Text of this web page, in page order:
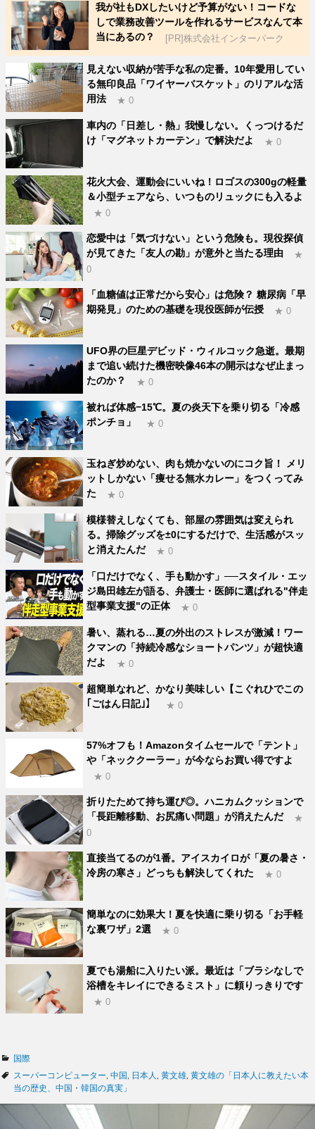
我が社もDXしたいけど予算がない！コードな
しで業務改善ツールを作れるサービスなんて本
当にあるの？
[PR]株式会社インターパーク
見えない収納が苦手な私の定番。10年愛用してい
る無印良品「ワイヤーバスケット」のリアルな活
用法
★ 0
車内の「日差し・熱」我慢しない。くっつけるだ
け「マグネットカーテン」で解決だよ
★ 0
花火大会、運動会にいいね！ロゴスの300gの軽量
＆小型チェアなら、いつものリュックにも入るよ
★ 0
恋愛中は「気づけない」という危険も。現役探偵
が見てきた「友人の勘」が意外と当たる理由
★
0
「血糖値は正常だから安心」は危険？ 糖尿病「早
期発見」のための基礎を現役医師が伝授
★ 0
UFO界の巨星デビッド・ウィルコック急逝。最期
まで追い続けた機密映像46本の開示はなぜ止まっ
たのか？
★ 0
被れば体感−15℃。夏の炎天下を乗り切る「冷感
ポンチョ」
★ 0
玉ねぎ炒めない、肉も焼かないのにコク旨！ メリ
ットしかない「痩せる無水カレー」をつくってみ
た
★ 0
模様替えしなくても、部屋の雰囲気は変えられ
る。掃除グッズを±0にするだけで、生活感がスッ
と消えたんだ
★ 0
「口だけでなく、手も動かす」──スタイル・エッ
ジ島田雄左が語る、弁護士・医師に選ばれる"伴走
型事業支援"の正体
★ 0
暑い、蒸れる…夏の外出のストレスが激減！ワー
クマンの「持続冷感なショートパンツ」が超快適
だよ
★ 0
超簡単なれど、かなり美味しい【こぐれひでこの
｢ごはん日記｣】
★ 0
57%オフも！Amazonタイムセールで「テント」
や「ネッククーラー」が今ならお買い得ですよ
★ 0
折りたためて持ち運び◎。ハニカムクッションで
「長距離移動、お尻痛い問題」が消えたんだ
★
0
直接当てるのが1番。アイスカイロが「夏の暑さ・
冷房の寒さ」どっちも解決してくれた
★ 0
簡単なのに効果大！夏を快適に乗り切る「お手軽
な裏ワザ」2選
★ 0
夏でも湯船に入りたい派。最近は「ブラシなしで
浴槽をキレイにできるミスト」に頼りっきりです
★ 0
カ
テ
ゴ
国際
タ
グ
スーパーコンピューター 中国 日本人 黄文雄 黄文雄の「日本人に教えたい本
当の歴史、中国・韓国の真実」